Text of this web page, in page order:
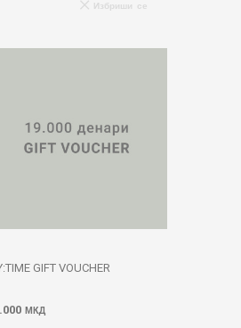
Избриши се
GIFT VOUCHER
МКД